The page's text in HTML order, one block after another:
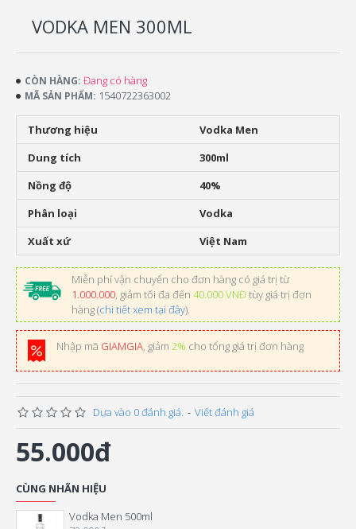
VODKA MEN 300ML
Thương hiệu
Vodka Men
Dung tích
300ml
Nồng độ
40%
Phân loại
Vodka
Xuất xứ
Việt Nam
Miễn phí vận chuyển cho đơn hàng có giá trị từ
1.000.000, giảm tối đa đến 40.000 VNĐtùy giá trị đơn
hàng (chi tiết xem tại đây).
Nhập mã GIAMGIA, giảm 2% cho tổng giá trị đơn hàng
CÒN HÀNG: Đang có hàng
MÃ SẢN PHẨM: 1540722363002
Dựa vào 0 đánh giá. - Viết đánh giá
55.000đ
CÙNG NHÃN HIỆU
Vodka Men 500ml